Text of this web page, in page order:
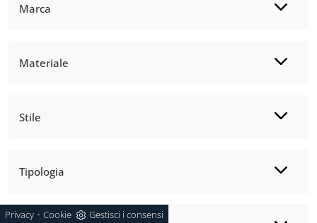
Marca
Materiale
Stile
Tipologia
Privacy - Cookie Gestisci i consensi